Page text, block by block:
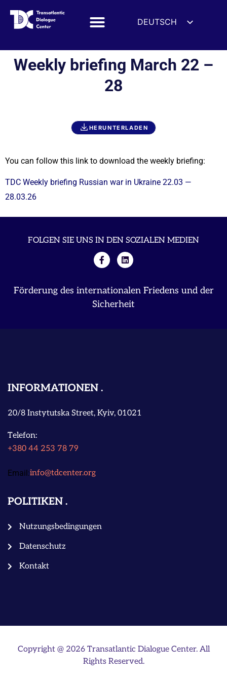
DEUTSCH
FRANÇAIS
हिन्दी
ITALIANO
Weekly briefing March 22 –
28
HERUNTERLADEN
You can follow this link to download the weekly briefing:
TDC Weekly briefing Russian war in Ukraine 22.03 —
28.03.26
FOLGEN SIE UNS IN DEN SOZIALEN MEDIEN
Förderung des internationalen Friedens und der
Sicherheit
INFORMATIONEN
20/8 Instytutska Street, Kyiv, 01021
Telefon:
+380 44 253 78 79
Email:info@tdcenter.org
POLITIKEN
Nutzungsbedingungen
Datenschutz
Kontakt
Copyright @ 2026 Transatlantic Dialogue Center. All
Rights Reserved.